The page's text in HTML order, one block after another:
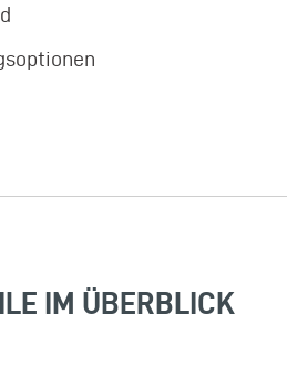
IM ÜBERBLICK